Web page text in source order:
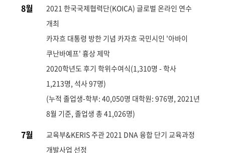
8월
2021 한국국제협력단(KOICA) 글로벌 온라인 연수
개최
카자흐 대통령 방한 기념 카자흐 국민시인 '아바이
쿠난바예프' 흉상 제막
2020학년도 후기 학위수여식(1,310명 - 학사
1,213명, 석사 97명)
(누적 졸업생-학부: 40,050명 대학원: 976명, 2021년
8월 기준, 졸업생 총 41,026명)
7월
교육부&KERIS 주관 2021 DNA 융합 단기 교육과정
개발사업 선정